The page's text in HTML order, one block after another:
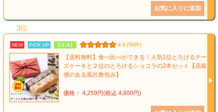
3位
NEW PICK UP 【冷凍】 4.9 (50件)
【送料無料】食べ比べができる！人気1位とろけるチー
ズケーキと２位のとろけるショコラの2本セット【高級
感のある風呂敷包み】
価格： 4,259円(税込 4,600円)